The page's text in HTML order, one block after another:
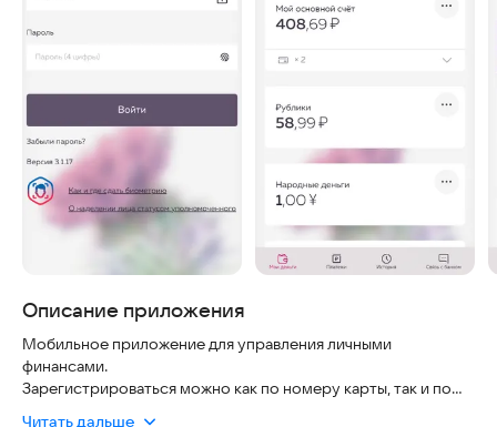
Описание приложения
Мобильное приложение для управления личными
финансами.
Зарегистрироваться можно как по номеру карты, так и по
Читать дальше